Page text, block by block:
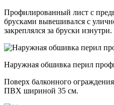
Профилированный лист с
брусками вывешивался с
закреплялся за бруски изнутри.
Наружная обшивка перил
Поверх балконного
ПВХ шириной 35 см.